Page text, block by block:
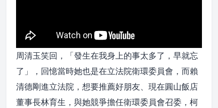
周清玉笑回，「發生在我身上的事太多了，早就忘
了」，回憶當時她也是在立法院衛環委員會，而賴
清德剛進立法院，想要推薦好朋友、現在圓山飯店
董事長林育生，與她競爭擔任衛環委員會召委，柯